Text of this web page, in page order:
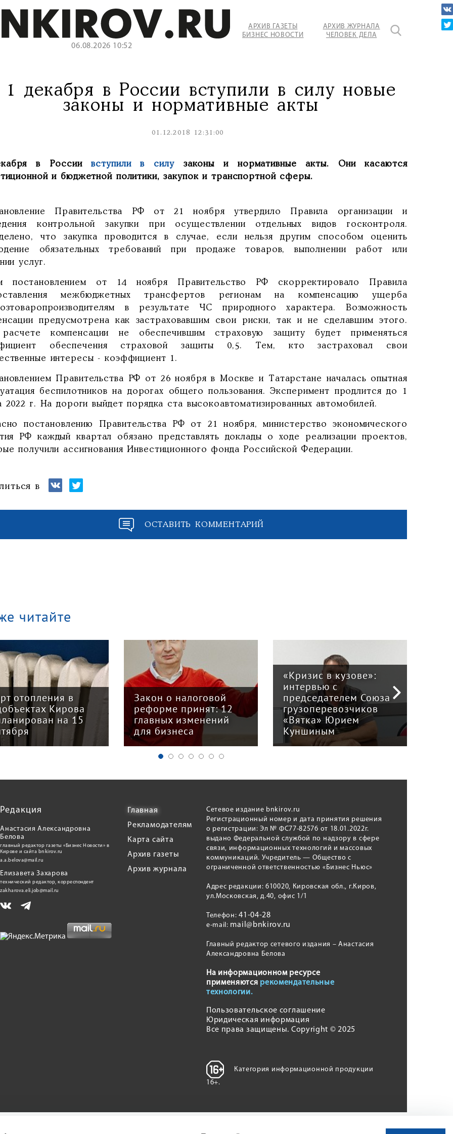
06.08.2026 10:52
АРХИВ ГАЗЕТЫ
БИЗНЕС НОВОСТИ
АРХИВ ЖУРНАЛА
ЧЕЛОВЕК ДЕЛА
декабря в России вступили в силу новые
законы и нормативные акты
01.12.2018 12:31:00
в Россиивступили в силузаконы и нормативные акты. Они касаются
и бюджетной политики, закупок и транспортной сферы.
Правительства РФ от 21 ноября утвердило Правила организации и
контрольной закупки при осуществлении отдельных видов госконтроля.
что закупка проводится в случае, если нельзя другим способом оценить
обязательных требований при продаже товаров, выполнении работ или
услуг.
постановлением от 14 ноября Правительство РФ скорректировало Правила
межбюджетных трансфертов регионам на компенсацию ущерба
в результате ЧС природного характера. Возможность
предусмотрена как застраховавшим свои риски, так и не сделавшим этого.
компенсации не обеспечившим страховую защиту будет применяться
обеспечения страховой защиты 0,5. Тем, кто застраховал свои
интересы - коэффициент 1.
Правительства РФ от 26 ноября в Москве и Татарстане началась опытная
беспилотников на дорогах общего пользования. Эксперимент продлится до 1
2022 г. На дороги выйдет порядка ста высокоавтоматизированных автомобилей.
постановлению Правительства РФ от 21 ноября, министерство экономического
РФ каждый квартал обязано представлять доклады о ходе реализации проектов,
получили ассигнования Инвестиционного фонда Российской Федерации.
в
ОСТАВИТЬ КОММЕНТАРИЙ
читайте
отопления в
Кирова
на 15
Закон о налоговой
реформе принят: 12
главных изменений
для бизнеса
«Кризис в кузове»:
интервью с
председателем Союза
грузоперевозчиков
«Вятка» Юрием
Куншиным
Редакция
Анастасия Александровна
Белова
главный редактор газеты «Бизнес Новости» в
Кирове и сайта bnkirov.ru
a.a.belova@mail.ru
Елизавета Захарова
технический редактор, корреспондент
zakharova.eli.job@mail.ru
Главная
Рекламодателям
Карта сайта
Архив газеты
Архив журнала
Сетевое издание bnkirov.ru
Регистрационный номер и дата принятия решения
о регистрации: Эл № ФС77-82576 от 18.01.2022г.
выдано Федеральной службой по надзору в сфере
связи, информационных технологий и массовых
коммуникаций. Учредитель — Общество с
ограниченной ответственностью «Бизнес Ньюс»
Адрес редакции: 610020, Кировская обл., г.Киров,
ул.Московская, д.40, офис 1/1
Телефон:41-04-28
e-mail: mail@bnkirov.ru
Главный редактор сетевого издания – Анастасия
Александровна Белова
На информационном ресурсе
применяются рекомендательные
технологии.
Пользовательское соглашение
Юридическая информация
Все права защищены. Copyright © 2025
Категория информационной продукции
16+.